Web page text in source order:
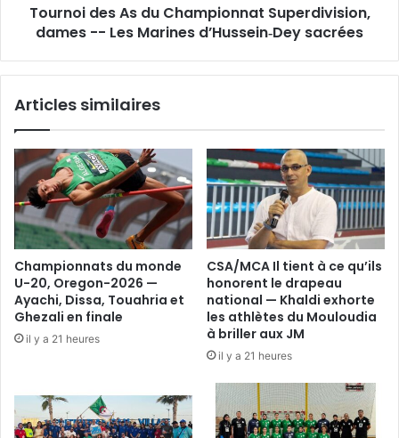
Les
Marines
Tournoi des As du Championnat Superdivision,
dames -- Les Marines d’Hussein‑Dey sacrées
Articles similaires
Championnats du monde
U-20, Oregon-2026 —
Ayachi, Dissa, Touahria et
Ghezali en finale
il y a 21 heures
CSA/MCA Il tient à ce qu’ils
honorent le drapeau
national — Khaldi exhorte
les athlètes du Mouloudia
à briller aux JM
il y a 21 heures